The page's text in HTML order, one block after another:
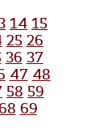
14 15
25 26
36 37
47 48
58 59
69